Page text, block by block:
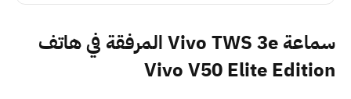
سماعة Vivo TWS 3e المرفقة في هاتف
Vivo V50 Elite Edition